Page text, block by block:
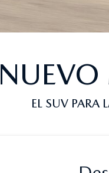
EL SUV PARA